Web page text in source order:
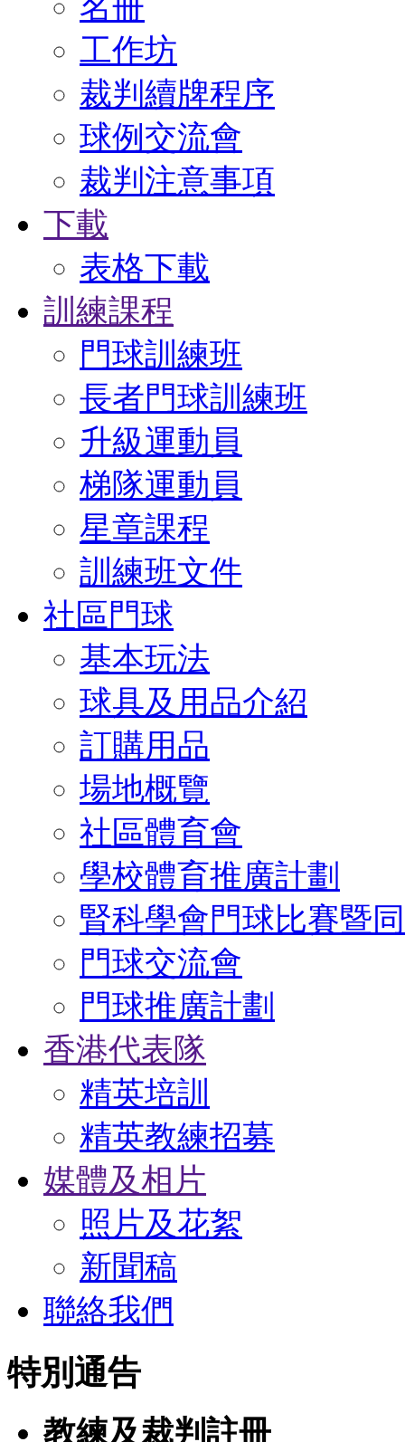
名冊
工作坊
裁判續牌程序
球例交流會
裁判注意事項
下載
表格下載
訓練課程
門球訓練班
長者門球訓練班
升級運動員
梯隊運動員
星章課程
訓練班文件
社區門球
基本玩法
球具及用品介紹
訂購用品
場地概覽
社區體育會
學校體育推廣計劃
腎科學會門球比賽暨
門球交流會
門球推廣計劃
香港代表隊
精英培訓
精英教練招募
媒體及相片
照片及花絮
新聞稿
聯絡我們
特別通告
教練及裁判註冊